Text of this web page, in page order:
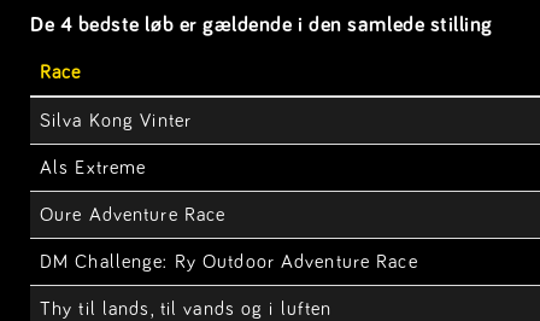
De 4 bedste løb er gældende i den samlede stilling
Race
Silva Kong Vinter
Als Extreme
Oure Adventure Race
DM Challenge: Ry Outdoor Adventure Race
Thy til lands, til vands og i luften